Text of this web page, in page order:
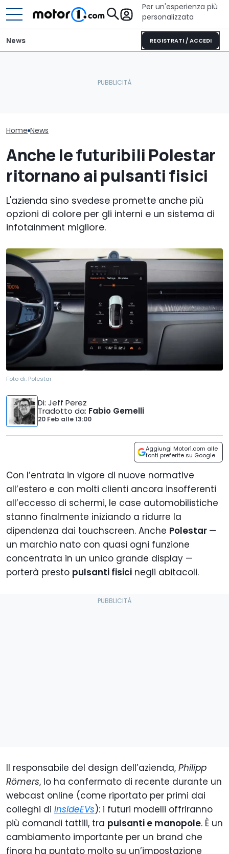
Per un'esperienza più
personalizzata
REGISTRATI / ACCEDI
News
Home News
Anche le futuribili Polestar
ritornano ai pulsanti fisici
L'azienda sino svedese promette anche più
opzioni di colore per gli interni e un sistema di
infotainment migliore.
Foto di: Polestar
Di: Jeff Perez
Tradotto da: Fabio Gemelli
20 Feb alle13:00
Aggiungi Motor1.com alle
fonti preferite su Google
Con l’entrata in vigore di nuove normative
all’estero e con molti clienti ancora insofferenti
all’eccesso di schermi, le case automobilistiche
stanno finalmente iniziando a ridurre la
dipendenza dai touchscreen. Anche Polestar —
un marchio nato con quasi ogni funzione
concentrata in un unico grande display —
porterà presto pulsanti fisici negli abitacoli.
Il responsabile del design dell’azienda, Philipp
Römers, lo ha confermato di recente durante un
webcast online (come riportato per primi dai
colleghi di InsideEVs): i futuri modelli offriranno
più comandi tattili, tra pulsanti e manopole. È un
cambiamento importante per un brand che
finora ha puntato molto su un’impostazione